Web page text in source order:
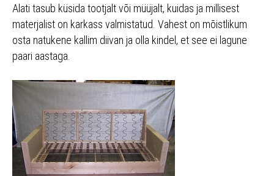
Alati tasub küsida tootjalt või müüjalt, kuidas ja millisest
materjalist on karkass valmistatud. Vahest on mõistlikum
osta natukene kallim diivan ja olla kindel, et see ei lagune
paari aastaga.